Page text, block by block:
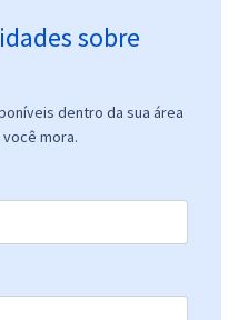
sobre
dentro da sua área
mora.